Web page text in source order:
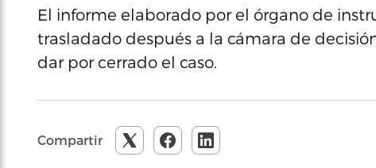
El informe elaborado por el órgano de
trasladado después a la cámara de
dar por cerrado el caso.
Compartir